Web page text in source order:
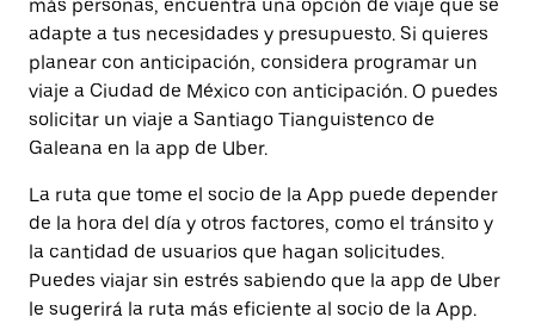
más personas, encuentra una opción de viaje que se
adapte a tus necesidades y presupuesto. Si quieres
planear con anticipación, considera programar un
viaje a Ciudad de México con anticipación. O puedes
solicitar un viaje a Santiago Tianguistenco de
Galeana en la app de Uber.
La ruta que tome el socio de la App puede depender
de la hora del día y otros factores, como el tránsito y
la cantidad de usuarios que hagan solicitudes.
Puedes viajar sin estrés sabiendo que la app de Uber
le sugerirá la ruta más eficiente al socio de la App.